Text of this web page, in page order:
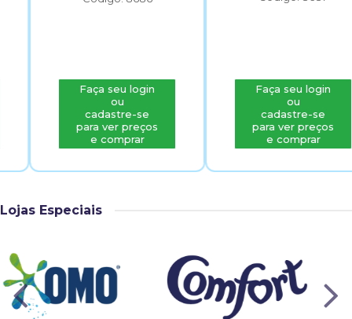
Faça seu login
cadastre-se
para ver preços
e comprar
Faça seu login
cadastre-se
para ver preços
e comprar
Lojas Especiais